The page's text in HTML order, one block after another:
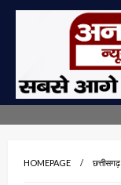
Skip
सबसे आगे सबसे तेज
HOMEPAGE छत्तीसगढ़